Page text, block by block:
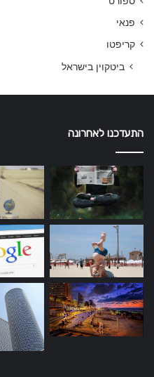
פנאי
קריפטו
ביטקוין בישראל
התעדכנו לאחרונה